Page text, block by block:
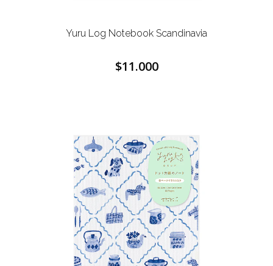
Yuru Log Notebook Scandinavia
$11.000